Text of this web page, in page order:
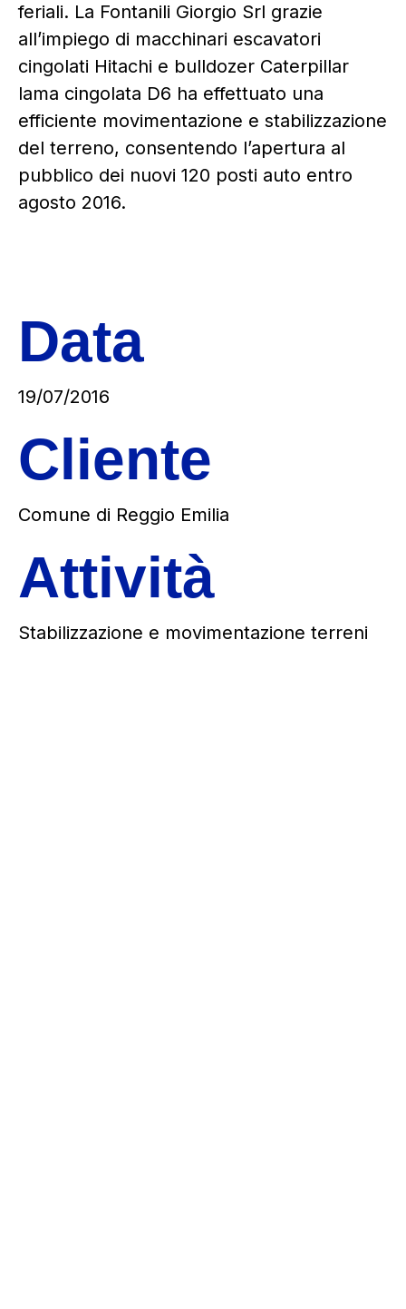
feriali. La Fontanili Giorgio Srl grazie
all’impiego di macchinari escavatori
cingolati Hitachi e bulldozer Caterpillar
lama cingolata D6 ha effettuato una
efficiente movimentazione e stabilizzazione
del terreno, consentendo l’apertura al
pubblico dei nuovi 120 posti auto entro
agosto 2016.
Data
19/07/2016
Cliente
Comune di Reggio Emilia
Attività
Stabilizzazione e movimentazione terreni